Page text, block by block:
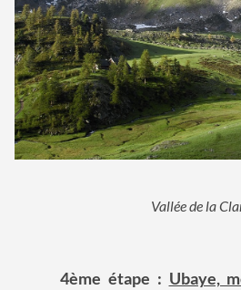
Vallée de la
4ème étape : Ubaye,